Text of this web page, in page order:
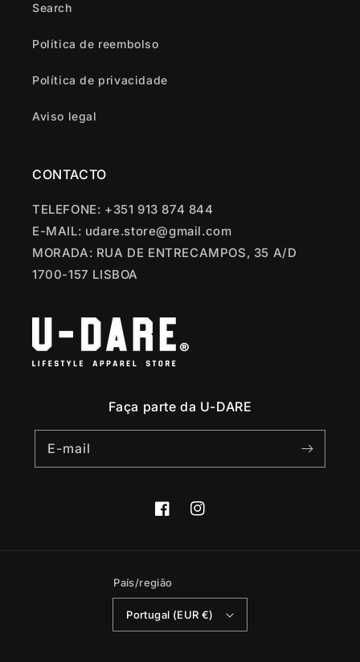
Search
Política de reembolso
Política de privacidade
Aviso legal
CONTACTO
TELEFONE: +351 913 874 844
E-MAIL: udare.store@gmail.com
MORADA: RUA DE ENTRECAMPOS, 35 A/D
1700-157 LISBOA
Faça parte da U-DARE
E-mail
FacebookInstagram
País/região
Portugal (EUR €)